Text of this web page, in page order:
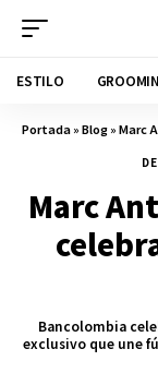
ESTILO
Portada»Blog»Marc
Marc
Bancolombia
exclusivo que une